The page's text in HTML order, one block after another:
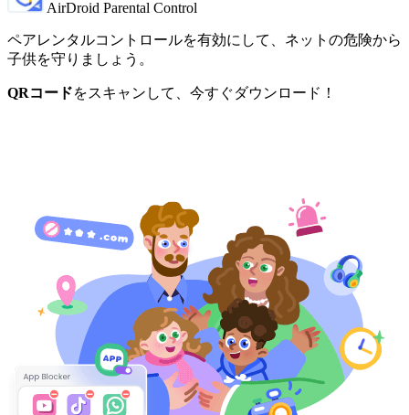
AirDroid Parental Control
ペアレンタルコントロールを有効にして、ネットの危険から
子供を守りましょう。
QRコードをスキャンして、今すぐダウンロード！